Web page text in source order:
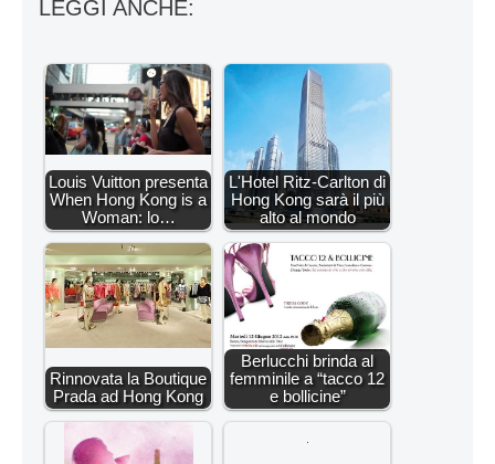
LEGGI ANCHE:
Louis Vuitton presenta
When Hong Kong is a
Woman: lo…
L'Hotel Ritz-Carlton di
Hong Kong sarà il più
alto al mondo
Rinnovata la Boutique
Prada ad Hong Kong
Berlucchi brinda al
femminile a “tacco 12
e bollicine”